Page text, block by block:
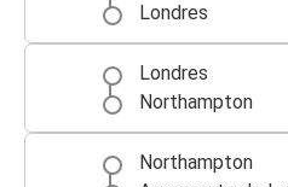
Londres
Londres
Northampton
Northampton